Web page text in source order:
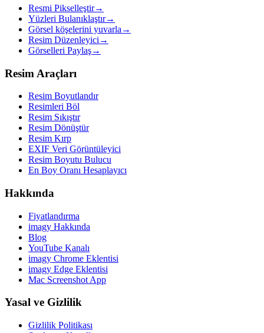
Resmi Pikselleştir→
Yüzleri Bulanıklaştır→
Görsel köşelerini yuvarla →
Resim Düzenleyici →
Görselleri Paylaş→
Resim Araçları
Resim Boyutlandır
Resimleri Böl
Resim Sıkıştır
Resim Dönüştür
Resim Kırp
EXIF Veri Görüntüleyici
Resim Boyutu Bulucu
En Boy Oranı Hesaplayıcı
Hakkında
Fiyatlandırma
imagy Hakkında
Blog
YouTube Kanalı
imagy Chrome Eklentisi
imagy Edge Eklentisi
Mac Screenshot App
Yasal ve Gizlilik
Gizlilik Politikası